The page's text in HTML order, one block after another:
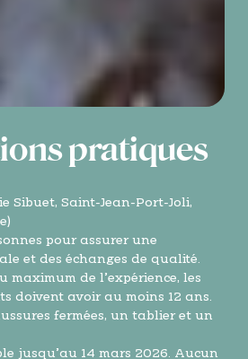
pratiques
Sibuet, Saint-Jean-Port-Joli,
pour assurer une
et des échanges de qualité.
maximum de l’expérience, les
doivent avoir au moins 12 ans.
fermées, un tablier et un
jusqu’au 14 mars 2026. Aucun